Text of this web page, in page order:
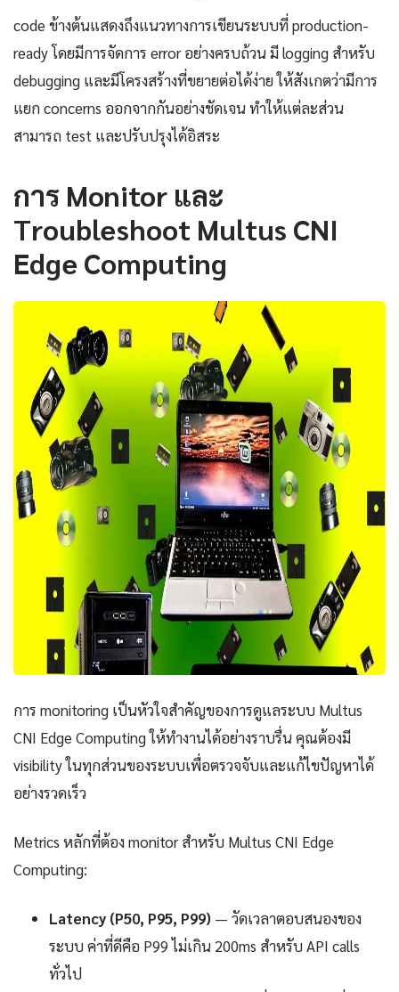
code ข้างต้นแสดงถึงแนวทางการเขียนระบบที่ production-
ready โดยมีการจัดการ error อย่างครบถ้วน มี logging สำหรับ
debugging และมีโครงสร้างที่ขยายต่อได้ง่าย ให้สังเกตว่ามีการ
แยก concerns ออกจากกันอย่างชัดเจน ทำให้แต่ละส่วน
สามารถ test และปรับปรุงได้อิสระ
การ Monitor และ
Troubleshoot Multus CNI
Edge Computing
การ monitoring เป็นหัวใจสำคัญของการดูแลระบบ Multus
CNI Edge Computing ให้ทำงานได้อย่างราบรื่น คุณต้องมี
visibility ในทุกส่วนของระบบเพื่อตรวจจับและแก้ไขปัญหาได้
อย่างรวดเร็ว
Metrics หลักที่ต้อง monitor สำหรับ Multus CNI Edge
Computing:
Latency (P50, P95, P99) — วัดเวลาตอบสนองของ
ระบบ ค่าที่ดีคือ P99 ไม่เกิน 200ms สำหรับ API calls
ทั่วไป